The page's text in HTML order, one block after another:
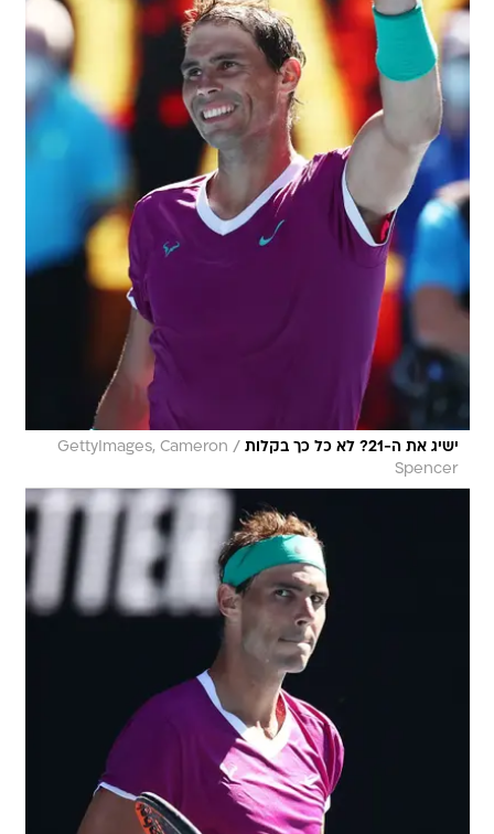
ישיג את ה-21? לא כל כך בקלות /
GettyImages, Cameron
Spencer